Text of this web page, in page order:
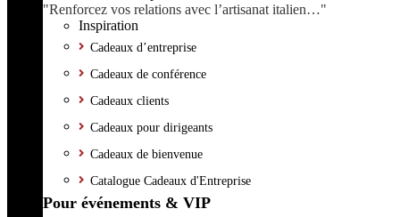
"Renforcez vos relations avec l’artisanat italien…"
Inspiration
Cadeaux d’entreprise
Cadeaux de conférence
Cadeaux clients
Cadeaux pour dirigeants
Cadeaux de bienvenue
Catalogue Cadeaux d'Entreprise
Pour événements & VIP